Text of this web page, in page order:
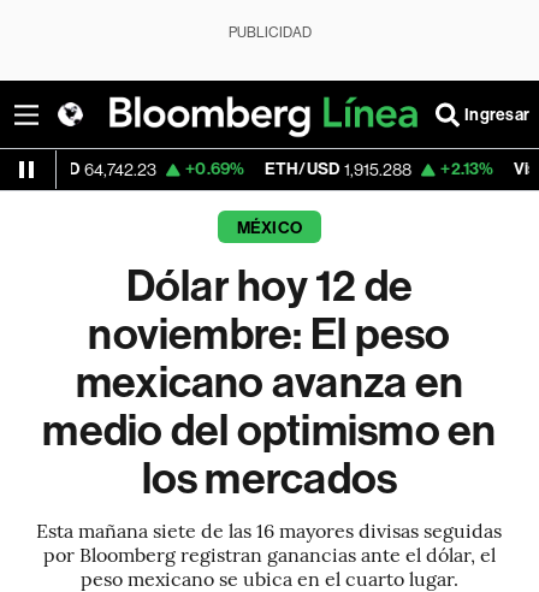
PUBLICIDAD
Ingresar
64,742.23 +0.69% ETH/USD 1,915.288 +2.13% Visa 368.80
MÉXICO
Dólar hoy 12 de
noviembre: El peso
mexicano avanza en
medio del optimismo en
los mercados
Esta mañana siete de las 16 mayores divisas seguidas
por Bloomberg registran ganancias ante el dólar, el
peso mexicano se ubica en el cuarto lugar.